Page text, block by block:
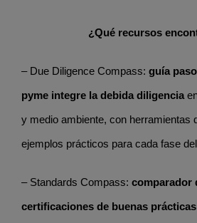
¿Qué recursos
– Due Diligence Compass: guía
pyme integre la debida diligencia
y medio ambiente, con herramientas
ejemplos prácticos para cada fase
– Standards Compass: comparador
certificaciones de buenas prácticas